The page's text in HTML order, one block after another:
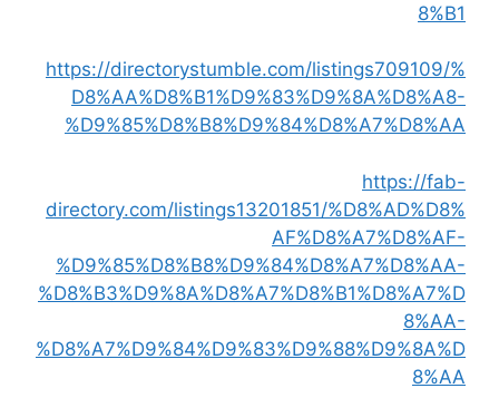
8%B1
https://directorystumble.com/listings709109/%
D8%AA%D8%B1%D9%83%D9%8A%D8%A8-
%D9%85%D8%B8%D9%84%D8%A7%D8%AA
https://fab-
directory.com/listings13201851/%D8%AD%D8%
AF%D8%A7%D8%AF-
%D9%85%D8%B8%D9%84%D8%A7%D8%AA-
%D8%B3%D9%8A%D8%A7%D8%B1%D8%A7%D
8%AA-
%D8%A7%D9%84%D9%83%D9%88%D9%8A%D
8%AA